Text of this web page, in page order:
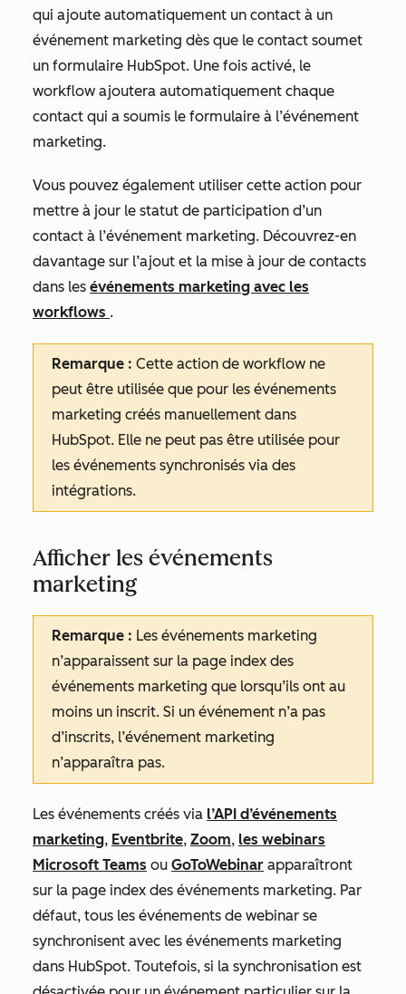
qui ajoute automatiquement un contact à un
événement marketing dès que le contact soumet
un formulaire HubSpot. Une fois activé, le
workflow ajoutera automatiquement chaque
contact qui a soumis le formulaire à l’événement
marketing.
Vous pouvez également utiliser cette action pour
mettre à jour le statut de participation d’un
contact à l’événement marketing. Découvrez-en
davantage sur l’ajout et la mise à jour de contacts
dans les événements marketing avec les
workflows .
Remarque : Cette action de workflow ne
peut être utilisée que pour les événements
marketing créés manuellement dans
HubSpot. Elle ne peut pas être utilisée pour
les événements synchronisés via des
intégrations.
Afficher les événements
marketing
Remarque : Les événements marketing
n’apparaissent sur la page index des
événements marketing que lorsqu’ils ont au
moins un inscrit. Si un événement n’a pas
d’inscrits, l’événement marketing
n’apparaîtra pas.
Les événements créés via l’API d’événements
marketing, Eventbrite, Zoom, les webinars
Microsoft Teams ou GoToWebinar apparaîtront
sur la page index des événements marketing. Par
défaut, tous les événements de webinar se
synchronisent avec les événements marketing
dans HubSpot. Toutefois, si la synchronisation est